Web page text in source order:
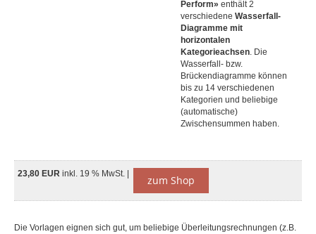
Perform» enthält 2
verschiedene Wasserfall-
Diagramme mit
horizontalen
Kategorieachsen. Die
Wasserfall- bzw.
Brückendiagramme können
bis zu 14 verschiedenen
Kategorien und beliebige
(automatische)
Zwischensummen haben.
23,80 EUR inkl. 19 % MwSt. | zum Shop
Die Vorlagen eignen sich gut, um beliebige Überleitungsrechnungen (z.B.